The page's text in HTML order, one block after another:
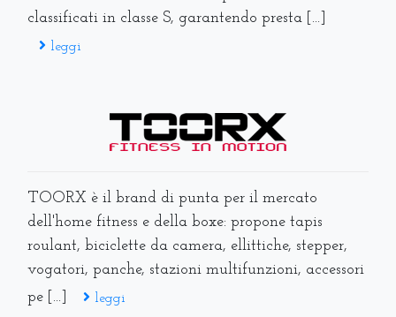
classificati in classe S, garantendo presta [...]
leggi
TOORX è il brand di punta per il mercato
dell'home fitness e della boxe: propone tapis
roulant, biciclette da camera, ellittiche, stepper,
vogatori, panche, stazioni multifunzioni, accessori
pe [...]
leggi